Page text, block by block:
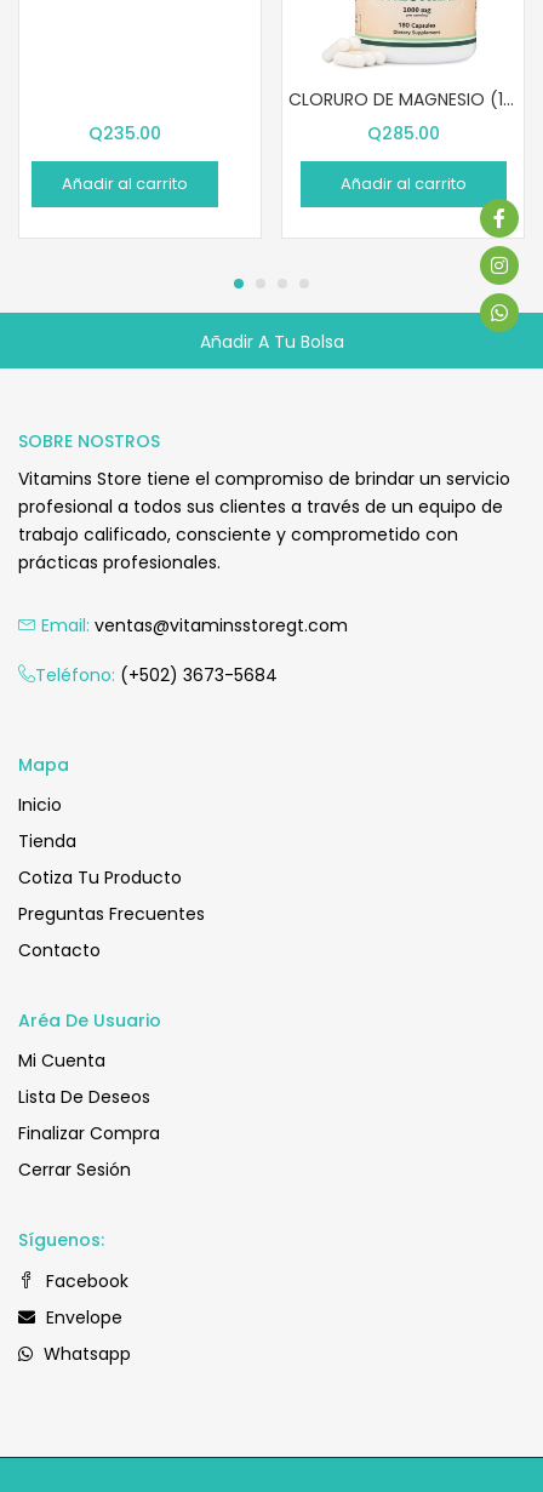
Q185.00
Añadir Al Carrito
Añadir A Tu Bolsa
Q235.00
Añadir al carrito
CLORURO DE MAGNESIO (180 PASTILLAS)
Q285.00
Añadir al carrito
SOBRE NOSTROS
Vitamins Store tiene el compromiso de brindar un servicio
profesional a todos sus clientes a través de un equipo de
trabajo calificado, consciente y comprometido con
prácticas profesionales.
Email: ventas@vitaminsstoregt.com
Teléfono: (+502) 3673-5684
Mapa
Inicio
Tienda
Cotiza Tu Producto
Preguntas Frecuentes
Contacto
Aréa De Usuario
Mi Cuenta
Lista De Deseos
Finalizar Compra
Cerrar Sesión
Síguenos:
Facebook
Envelope
Whatsapp